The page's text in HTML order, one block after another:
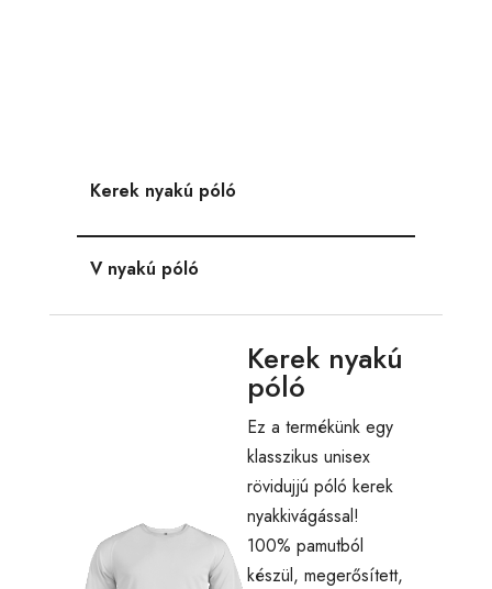
Kerek nyakú póló
V nyakú póló
Kerek nyakú
póló
Ez a termékünk egy
klasszikus unisex
rövidujjú póló kerek
nyakkivágással!
100% pamutból
készül, megerősített,